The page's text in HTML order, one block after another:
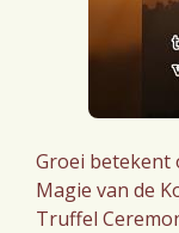
Groei betekent
Magie van de
Truffel